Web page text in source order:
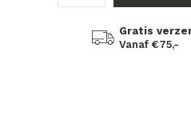
Gratis
Vanaf €75,-